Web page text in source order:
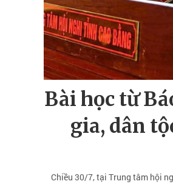
Bài học từ
gia, dân
Chiều 30/7, tại Trung tâm hội